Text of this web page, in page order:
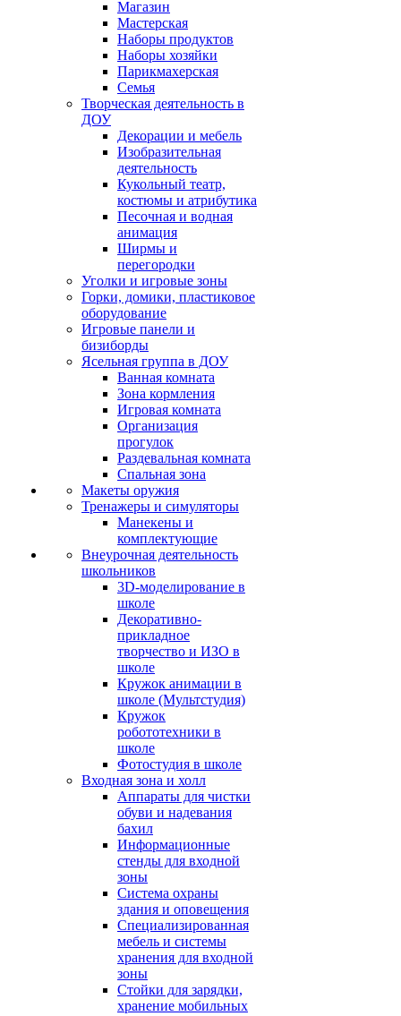
Магазин
Мастерская
Наборы продуктов
Наборы хозяйки
Парикмахерская
Семья
Творческая деятельность в
ДОУ
Декорации и мебель
Изобразительная
деятельность
Кукольный театр,
костюмы и атрибутика
Песочная и водная
анимация
Ширмы и
перегородки
Уголки и игровые зоны
Горки, домики, пластиковое
оборудование
Игровые панели и
бизиборды
Ясельная группа в ДОУ
Ванная комната
Зона кормления
Игровая комната
Организация
прогулок
Раздевальная комната
Спальная зона
Макеты оружия
Тренажеры и симуляторы
Манекены и
комплектующие
Внеурочная деятельность
школьников
3D-моделирование в
школе
Декоративно-
прикладное
творчество и ИЗО в
школе
Кружок анимации в
школе (Мультстудия)
Кружок
робототехники в
школе
Фотостудия в школе
Входная зона и холл
Аппараты для чистки
обуви и надевания
бахил
Информационные
стенды для входной
зоны
Система охраны
здания и оповещения
Специализированная
мебель и системы
хранения для входной
зоны
Стойки для зарядки,
хранение мобильных